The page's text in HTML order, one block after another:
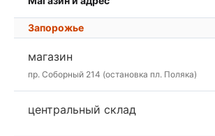
Запорожье
магазин
пр. Соборный 214 (остановка пл. Поляка)
центральный склад